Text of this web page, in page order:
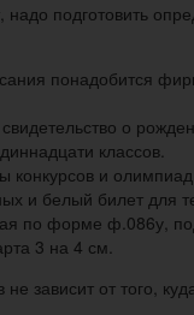
надо подготовить
понадобится
о
классов.
конкурсов и
и белый билет для
по форме ф.086у,
3 на 4 см.
зависит от того,